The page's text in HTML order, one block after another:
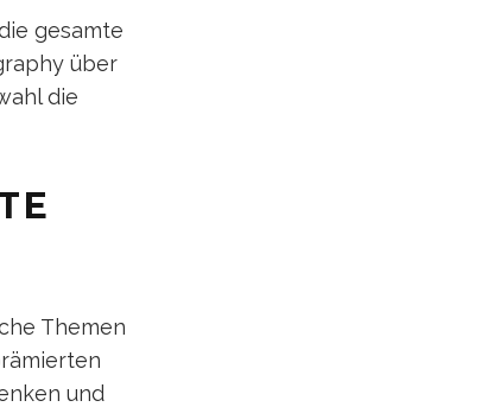
gesamte
über
die
Themen
und